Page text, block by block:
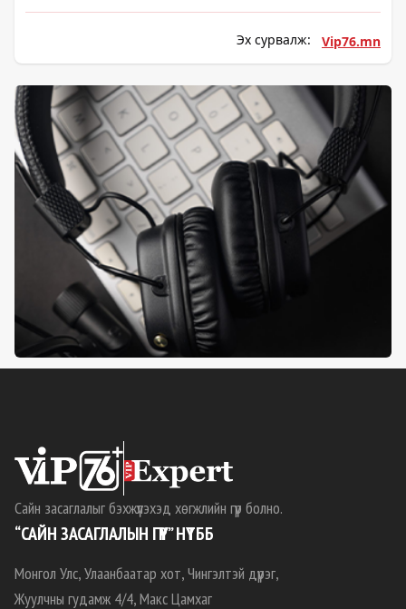
Эх сурвалж: Vip76.mn
Сайн засаглалыг бэхжүүлэхэд хөгжлийн гүүр болно.
“САЙН ЗАСАГЛАЛЫН ГҮҮР” НҮТББ
Монгол Улс, Улаанбаатар хот, Чингэлтэй дүүрэг,
Жуулчны гудамж 4/4, Макс Цамхаг